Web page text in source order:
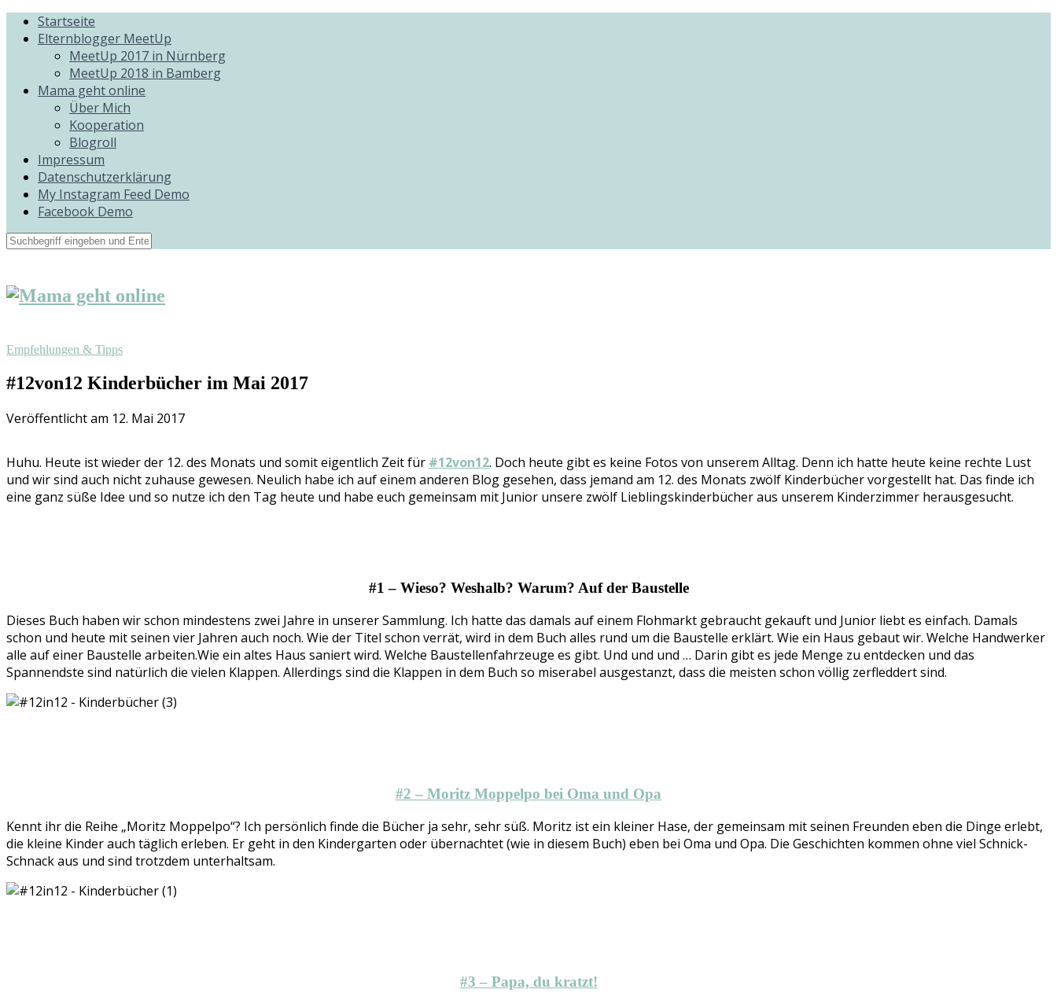
Startseite
Elternblogger MeetUp
MeetUp 2017 in Nürnberg
MeetUp 2018 in Bamberg
Mama geht online
Über Mich
Kooperation
Blogroll
Impressum
Datenschutzerklärung
My Instagram Feed Demo
Facebook Demo
Empfehlungen & Tipps
#12von12 Kinderbücher im Mai 2017
Veröffentlicht am 12. Mai 2017
Huhu. Heute ist wieder der 12. des Monats und somit eigentlich Zeit für #12von12. Doch heute gibt es keine Fotos von unserem Alltag. Denn ich hatte heute keine rechte Lust
und wir sind auch nicht zuhause gewesen. Neulich habe ich auf einem anderen Blog gesehen, dass jemand am 12. des Monats zwölf Kinderbücher vorgestellt hat. Das finde ich
eine ganz süße Idee und so nutze ich den Tag heute und habe euch gemeinsam mit Junior unsere zwölf Lieblingskinderbücher aus unserem Kinderzimmer herausgesucht.
#1 – Wieso? Weshalb? Warum? Auf der Baustelle
Dieses Buch haben wir schon mindestens zwei Jahre in unserer Sammlung. Ich hatte das damals auf einem Flohmarkt gebraucht gekauft und Junior liebt es einfach. Damals
schon und heute mit seinen vier Jahren auch noch. Wie der Titel schon verrät, wird in dem Buch alles rund um die Baustelle erklärt. Wie ein Haus gebaut wir. Welche Handwerker
alle auf einer Baustelle arbeiten.Wie ein altes Haus saniert wird. Welche Baustellenfahrzeuge es gibt. Und und und … Darin gibt es jede Menge zu entdecken und das
Spannendste sind natürlich die vielen Klappen. Allerdings sind die Klappen in dem Buch so miserabel ausgestanzt, dass die meisten schon völlig zerfleddert sind.
#2 – Moritz Moppelpo bei Oma und Opa
Kennt ihr die Reihe „Moritz Moppelpo“? Ich persönlich finde die Bücher ja sehr, sehr süß. Moritz ist ein kleiner Hase, der gemeinsam mit seinen Freunden eben die Dinge erlebt,
die kleine Kinder auch täglich erleben. Er geht in den Kindergarten oder übernachtet (wie in diesem Buch) eben bei Oma und Opa. Die Geschichten kommen ohne viel Schnick-
Schnack aus und sind trotzdem unterhaltsam.
#3 – Papa, du kratzt!